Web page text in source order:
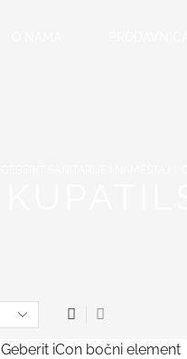
Geberit iCon bočni element